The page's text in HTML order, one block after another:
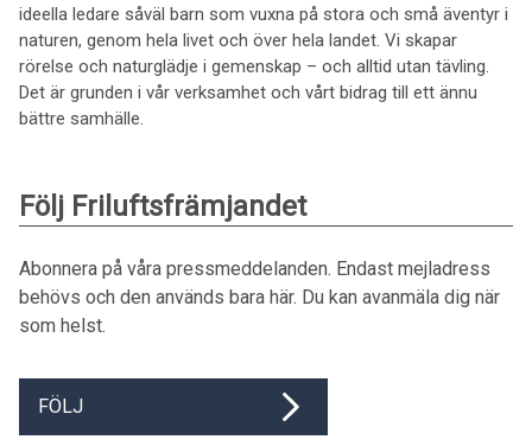
ideella ledare såväl barn som vuxna på stora och små äventyr i
naturen, genom hela livet och över hela landet. Vi skapar
rörelse och naturglädje i gemenskap – och alltid utan tävling.
Det är grunden i vår verksamhet och vårt bidrag till ett ännu
bättre samhälle.
Följ Friluftsfrämjandet
Abonnera på våra pressmeddelanden. Endast mejladress
behövs och den används bara här. Du kan avanmäla dig när
som helst.
FÖLJ